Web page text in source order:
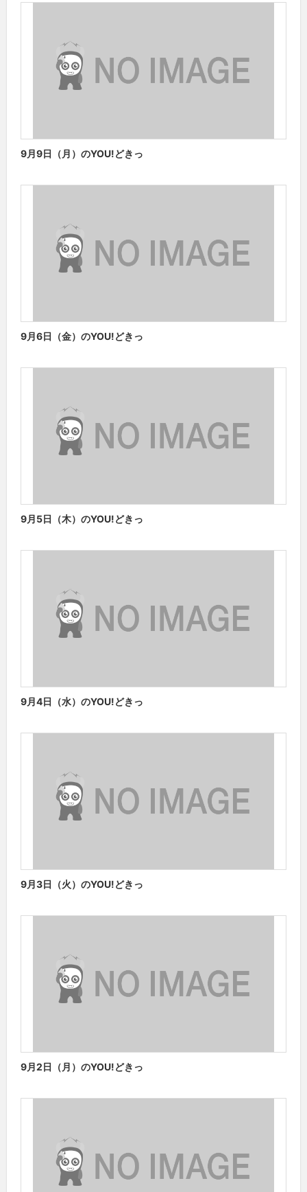
9月9日（月）のYOU!どきっ
9月6日（金）のYOU!どきっ
9月5日（木）のYOU!どきっ
9月4日（水）のYOU!どきっ
9月3日（火）のYOU!どきっ
9月2日（月）のYOU!どきっ